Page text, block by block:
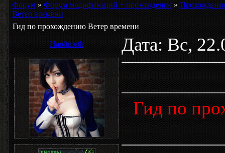
Форум » Форум модификаций + прохождение »
Ветер времени
Гид по прохождению Ветер времени
Hardtmuth Дата: Вс,
Гид по